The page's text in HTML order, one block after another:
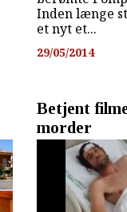
Inden længe
et nyt et...
29/05/2014
Betjent
morder